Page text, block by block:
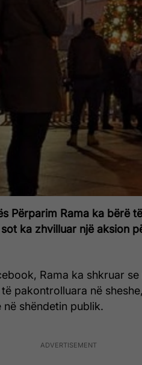
Përparim Rama ka bërë
ka zhvilluar një aksion
Rama ka shkruar
pakontrolluara në
shëndetin publik.